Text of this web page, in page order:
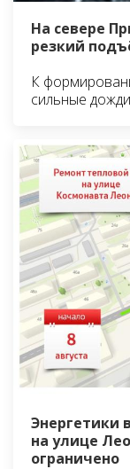
На севере
резкий
К
сильные дожди
Энергетики
на улице
ограничено